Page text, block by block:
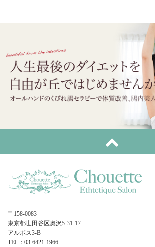
〒158-0083
東京都世田谷区奥沢5-31-17
アルボス3-B
TEL：03-6421-1966